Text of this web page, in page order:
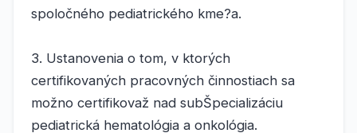
spoločného pediatrického kme?a.
3. Ustanovenia o tom, v ktorých
certifikovaných pracovných činnostiach sa
možno certifikovaž nad subŠpecializáciu
pediatrická hematológia a onkológia.